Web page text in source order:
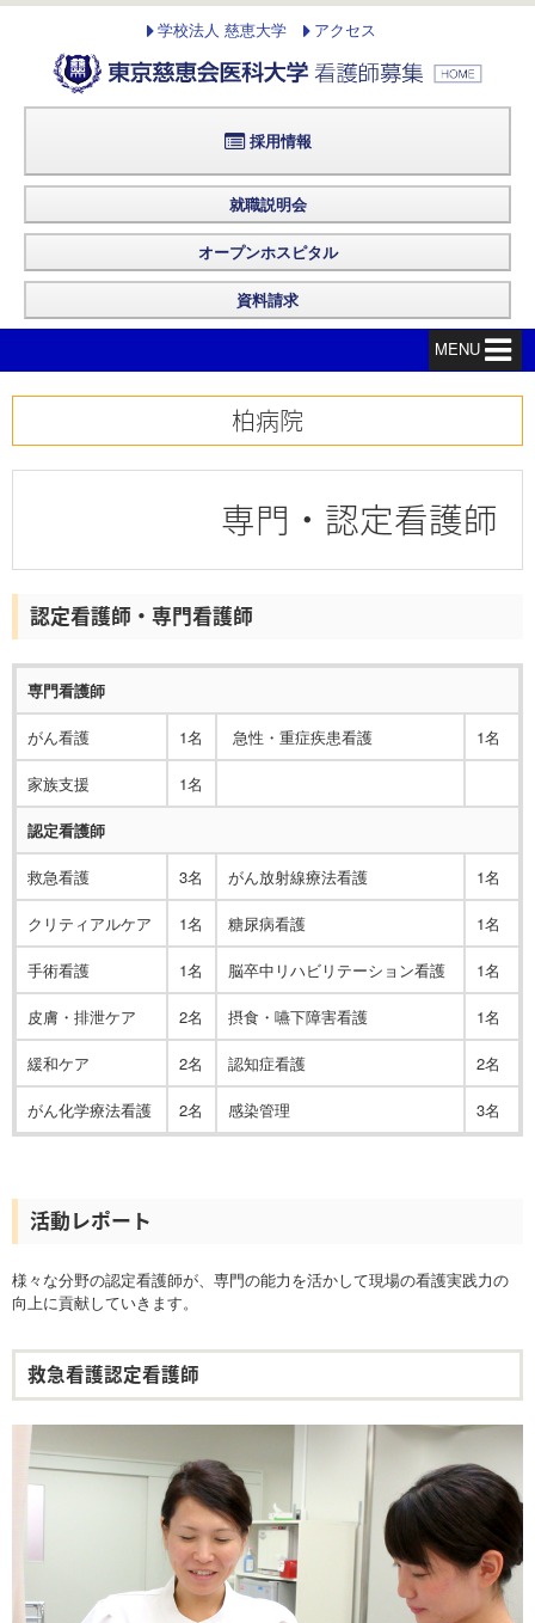
学校法人 慈恵大学 アクセス
採用情報
就職説明会
オープンホスピタル
資料請求
MENU
柏病院
専門・認定看護師
認定看護師・専門看護師
専門看護師
がん看護 1名 急性・重症疾患看護 1名
家族支援 1名
認定看護師
救急看護 3名 がん放射線療法看護 1名
クリティアルケア 1名 糖尿病看護 1名
手術看護 1名 脳卒中リハビリテーション看護 1名
皮膚・排泄ケア 2名 摂食・嚥下障害看護 1名
緩和ケア 2名 認知症看護 2名
がん化学療法看護 2名 感染管理 3名
活動レポート
様々な分野の認定看護師が、専門の能力を活かして現場の看護実践力の
向上に貢献していきます。
救急看護認定看護師